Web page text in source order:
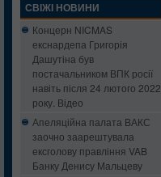
СВІЖІ НОВИНИ
Концерн NICMAS
екснардепа Григорія
Дашутіна був
постачальником ВПК росії
навіть після 24 лютого 2022
року. Відео
Апеляційна палата ВАКС
заочно заарештувала
ексголову правління VAB
Банку Денису Мальцеву